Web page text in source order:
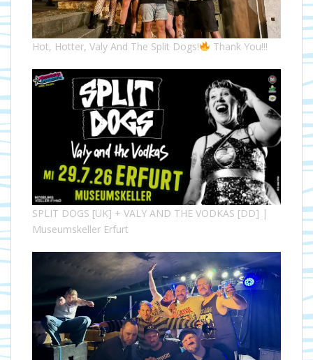
Hot, Hotter, Valy And The Split Dogs! Thank You!!!
SPLIT DOGS [UK] + VALY AND THE VODKAS [DD] |
Museumskeller Erfurt